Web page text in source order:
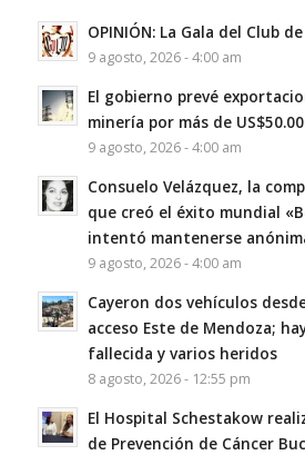
OPINIÓN: La Gala del Club
9 agosto, 2026 - 4:00 am
El gobierno prevé
minería por más de
9 agosto, 2026 - 4:00 am
Consuelo Velázquez, la
que creó el éxito mundial
intentó mantenerse
9 agosto, 2026 - 4:00 am
Cayeron dos vehículos
acceso Este de Mendoza;
fallecida y varios heridos
8 agosto, 2026 - 12:55 pm
El Hospital Schestakow
de Prevención de Cáncer